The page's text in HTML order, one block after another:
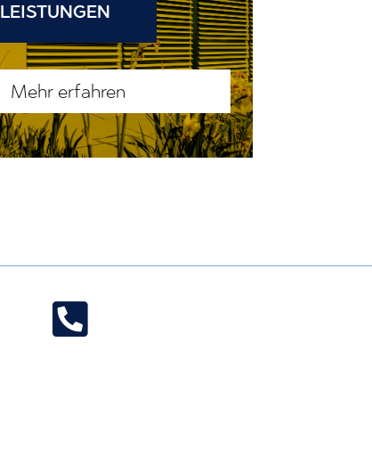
LEISTUNGEN
Mehr erfahren
